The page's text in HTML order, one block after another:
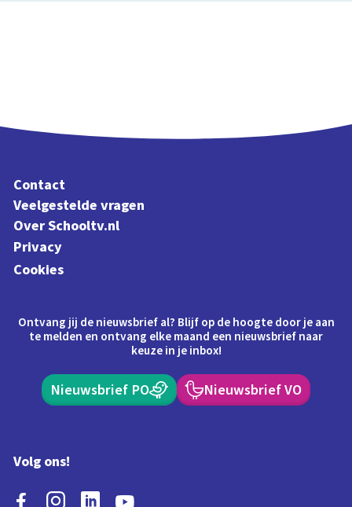
Contact
Veelgestelde vragen
Over Schooltv.nl
Privacy
Cookies
Ontvang jij de nieuwsbrief al? Blijf op de hoogte door je aan
te melden en ontvang elke maand een nieuwsbrief naar
keuze in je inbox!
Nieuwsbrief PO Nieuwsbrief VO
Volg ons!